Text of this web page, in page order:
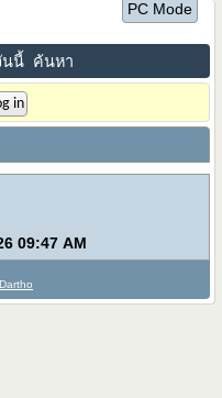
PC Mode
นนี้ ค้นหา
09:47 AM